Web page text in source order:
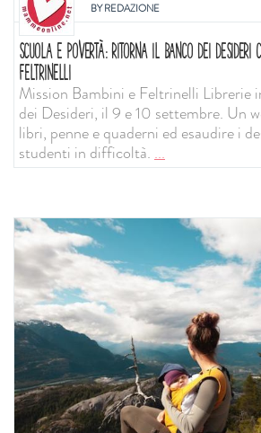
BYREDAZIONE
SCUOLA E POVERTÀ: RITORNA IL BANCO DEI
FELTRINELLI
Mission Bambini e Feltrinelli Librerie
dei Desideri, il 9 e 10 settembre. Un
libri, penne e quaderni ed esaudire i
studenti in difficoltà....